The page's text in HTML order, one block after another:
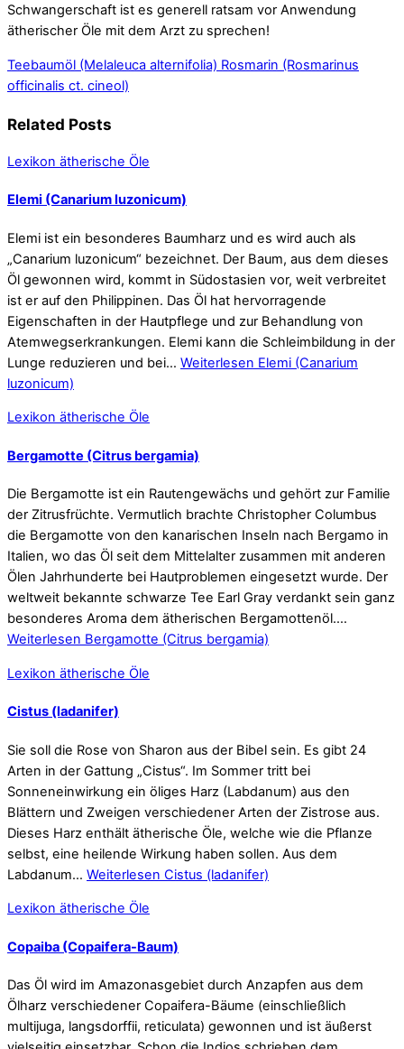
Schwangerschaft ist es generell ratsam vor Anwendung
ätherischer Öle mit dem Arzt zu sprechen!
Teebaumöl (Melaleuca alternifolia) Rosmarin (Rosmarinus
officinalis ct. cineol)
Related Posts
Lexikon ätherische Öle
Elemi (Canarium luzonicum)
Elemi ist ein besonderes Baumharz und es wird auch als
„Canarium luzonicum“ bezeichnet. Der Baum, aus dem dieses
Öl gewonnen wird, kommt in Südostasien vor, weit verbreitet
ist er auf den Philippinen. Das Öl hat hervorragende
Eigenschaften in der Hautpflege und zur Behandlung von
Atemwegserkrankungen. Elemi kann die Schleimbildung in der
Lunge reduzieren und bei… Weiterlesen Elemi (Canarium
luzonicum)
Lexikon ätherische Öle
Bergamotte (Citrus bergamia)
Die Bergamotte ist ein Rautengewächs und gehört zur Familie
der Zitrusfrüchte. Vermutlich brachte Christopher Columbus
die Bergamotte von den kanarischen Inseln nach Bergamo in
Italien, wo das Öl seit dem Mittelalter zusammen mit anderen
Ölen Jahrhunderte bei Hautproblemen eingesetzt wurde. Der
weltweit bekannte schwarze Tee Earl Gray verdankt sein ganz
besonderes Aroma dem ätherischen Bergamottenöl.…
Weiterlesen Bergamotte (Citrus bergamia)
Lexikon ätherische Öle
Cistus (ladanifer)
Sie soll die Rose von Sharon aus der Bibel sein. Es gibt 24
Arten in der Gattung „Cistus“. Im Sommer tritt bei
Sonneneinwirkung ein öliges Harz (Labdanum) aus den
Blättern und Zweigen verschiedener Arten der Zistrose aus.
Dieses Harz enthält ätherische Öle, welche wie die Pflanze
selbst, eine heilende Wirkung haben sollen. Aus dem
Labdanum… Weiterlesen Cistus (ladanifer)
Lexikon ätherische Öle
Copaiba (Copaifera-Baum)
Das Öl wird im Amazonasgebiet durch Anzapfen aus dem
Ölharz verschiedener Copaifera-Bäume (einschließlich
multijuga, langsdorffii, reticulata) gewonnen und ist äußerst